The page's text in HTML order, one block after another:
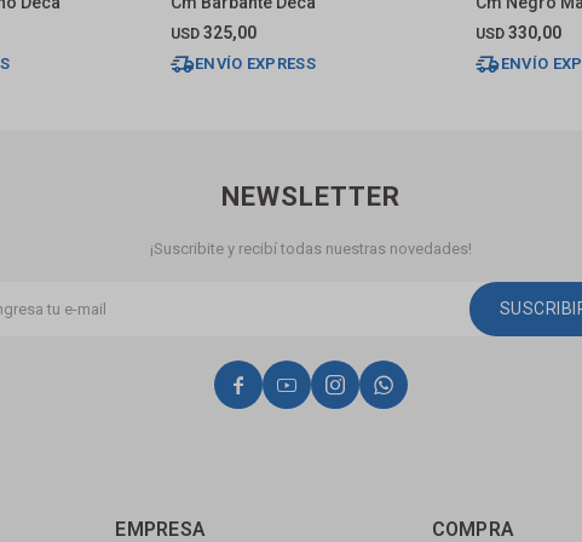
USD 325,00
ENVÍO EXPRESS
USD 330,00
ENVÍO
EMPRESA COMPRA
NEWSLETTER
¡Suscribite y recibí todas nuestras novedades!
   